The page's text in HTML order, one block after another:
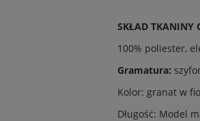
SKŁAD
100% poliester,
Gramatura:
Kolor: granat w
Długość: Model